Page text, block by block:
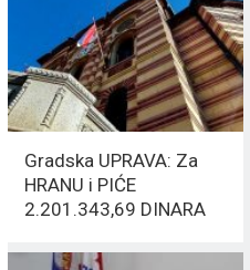
Gradska UPRAVA: Za
HRANU i PIĆE
2.201.343,69 DINARA